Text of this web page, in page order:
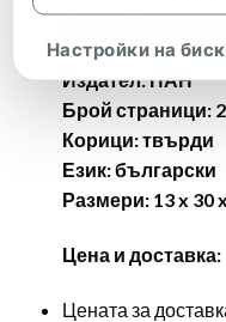
Издател: ПАН
Брой страници:
Корици: твърди
Език: български
Размери: 13 x 30
Цена и доставка:
Цената за
Настройки на